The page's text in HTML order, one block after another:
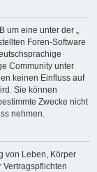
um eine unter der „
Foren-Software
Community unter
keinen Einfluss auf
Sie können
Zwecke nicht
nehmen.
von Leben, Körper